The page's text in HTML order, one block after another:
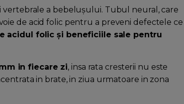
a bebelușului. Tubul neural, care
de acid folic pentru a preveni defectele ce
acidul folic și beneficiile sale pentru
in fiecare zi, insa rata cresterii nu este
in brate, in ziua urmatoare in zona